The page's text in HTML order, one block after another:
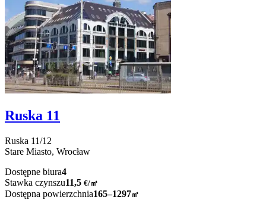
Ruska 11
Ruska 11/12
Stare Miasto, Wrocław
Dostępne biura4
Stawka czynszu11,5 €/㎡
Dostępna powierzchnia165–1297㎡